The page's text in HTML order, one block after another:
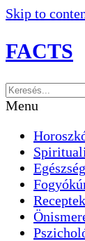
Skip to
FACTS
Menu
Receptek